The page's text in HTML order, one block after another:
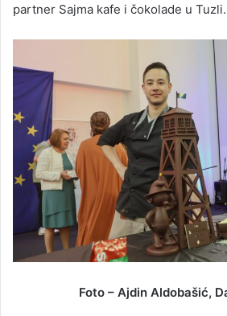
partner Sajma kafe i čokolade u Tuzli.
Foto – Ajdin Aldobašić,